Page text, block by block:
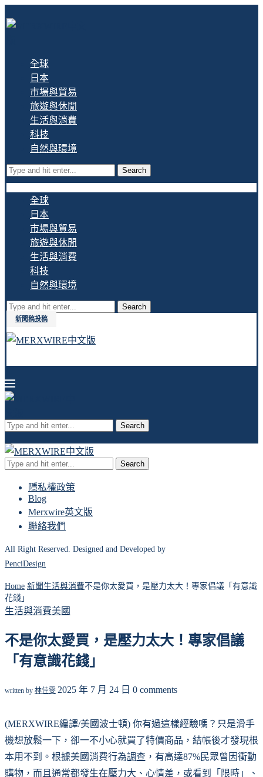
全球
日本
市場與貿易
旅遊與休閒
生活與消費
科技
自然與環境
Search
全球
日本
市場與貿易
旅遊與休閒
生活與消費
科技
自然與環境
Search
新聞稿投稿
Search
Search
隱私權政策
Blog
Merxwire英文版
聯絡我們
All Right Reserved. Designed and Developed by
PenciDesign
Home 新聞 生活與消費不是你太愛買，是壓力太大！專家倡議「有意識
花錢」
生活與消費美國
不是你太愛買，是壓力太大！專家倡議
「有意識花錢」
written by 林佳雯 2025 年 7 月 24 日 0 comments
(MERXWIRE編譯/美國波士頓) 你有過這樣經驗嗎？只是滑手
機想放鬆一下，卻一不小心就買了特價商品，結帳後才發現根
本用不到。根據美國消費行為調查 ，有高達87%民眾曾因衝動
購物，而且通常都發生在壓力大、心情差，或看到「限時」、